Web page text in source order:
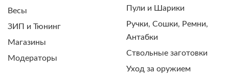
Весы
ЗИП и Тюнинг
Магазины
Модераторы
Пули и Шарики
Ручки, Сошки, Ремни,
Антабки
Ствольные заготовки
Уход за оружием